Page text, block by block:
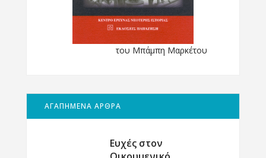
του Μπάμπη Μαρκέτου
ΑΓΑΠΗΜΕΝΑ ΑΡΘΡΑ
Ευχές στον